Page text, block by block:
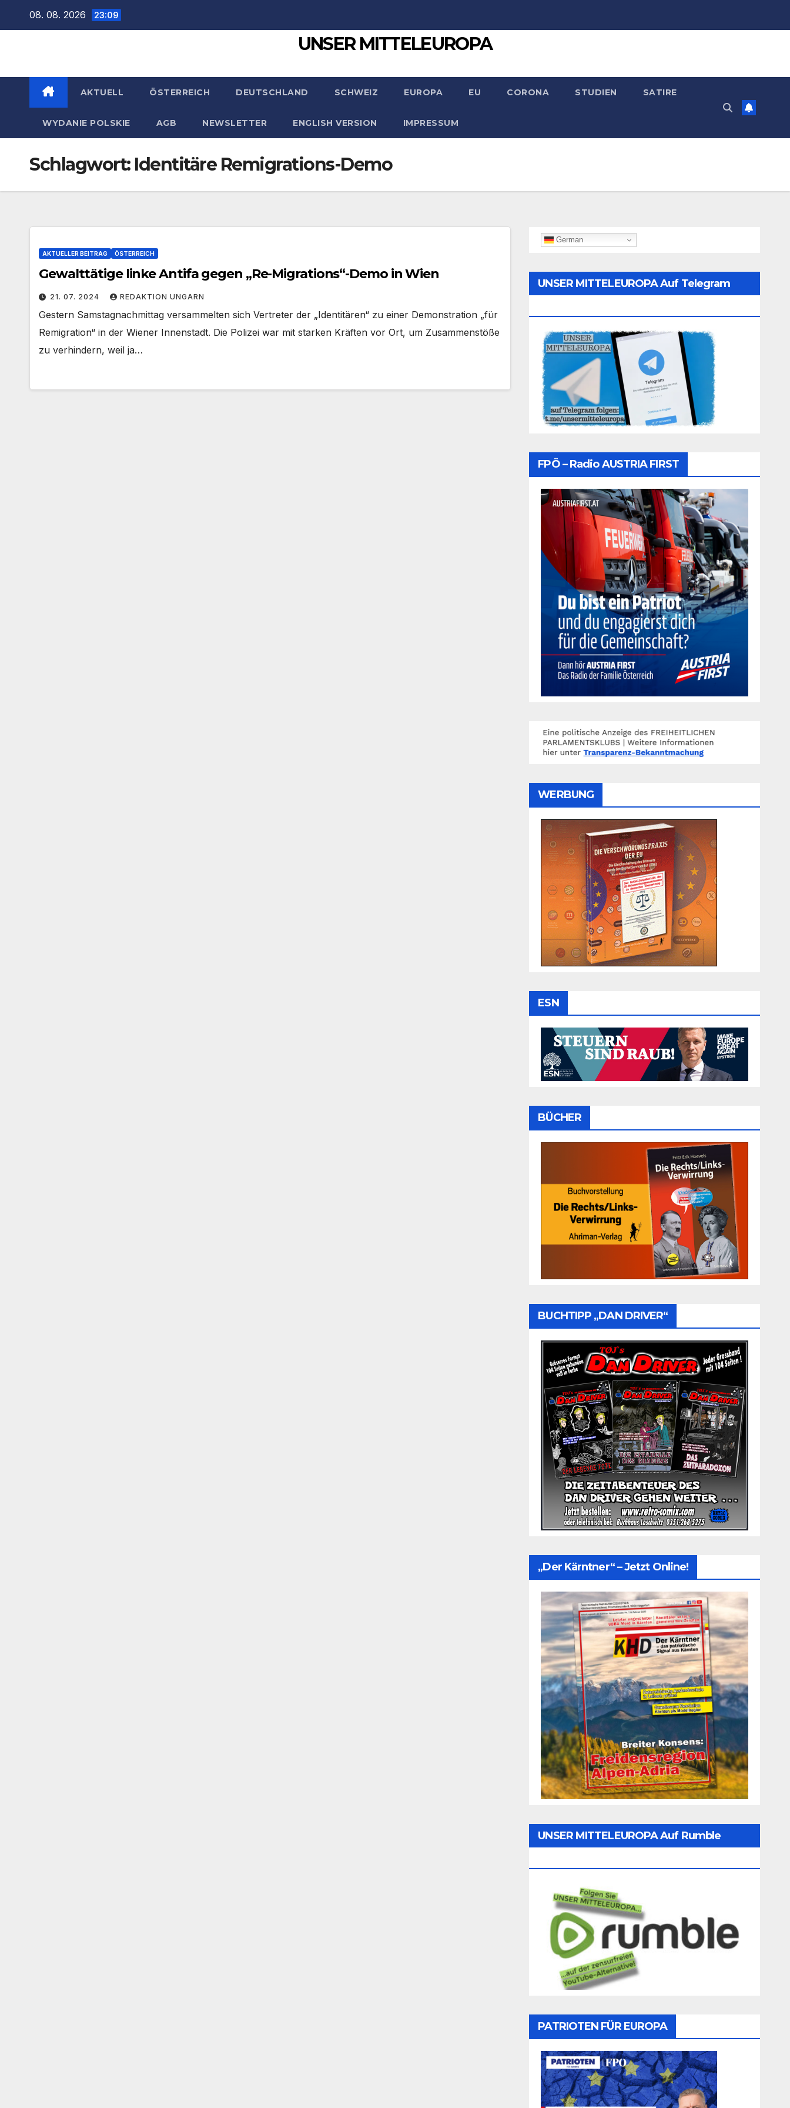
08. 08. 2026 23:09
UNSER MITTELEUROPA
AKTUELL ÖSTERREICH DEUTSCHLAND SCHWEIZ EUROPA EU CORONA STUDIEN SATIRE
WYDANIE POLSKIE AGB NEWSLETTER ENGLISH VERSION IMPRESSUM
Schlagwort: Identitäre Remigrations-Demo
AKTUELLER BEITRAG ÖSTERREICH
Gewalttätige linke Antifa gegen „Re-Migrations“-Demo in Wien
21. 07. 2024 REDAKTION UNGARN
Gestern Samstagnachmittag versammelten sich Vertreter der „Identitären“ zu einer Demonstration „für
Remigration“ in der Wiener Innenstadt. Die Polizei war mit starken Kräften vor Ort, um Zusammenstöße
zu verhindern, weil ja…
German
UNSER MITTELEUROPA Auf Telegram
FPÖ – Radio AUSTRIA FIRST
WERBUNG
ESN
BÜCHER
BUCHTIPP „DAN DRIVER“
„Der Kärntner“ – Jetzt Online!
UNSER MITTELEUROPA Auf Rumble
PATRIOTEN FÜR EUROPA